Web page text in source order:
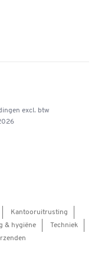
excl. btw
Kantooruitrusting
& hygiëne
Techniek